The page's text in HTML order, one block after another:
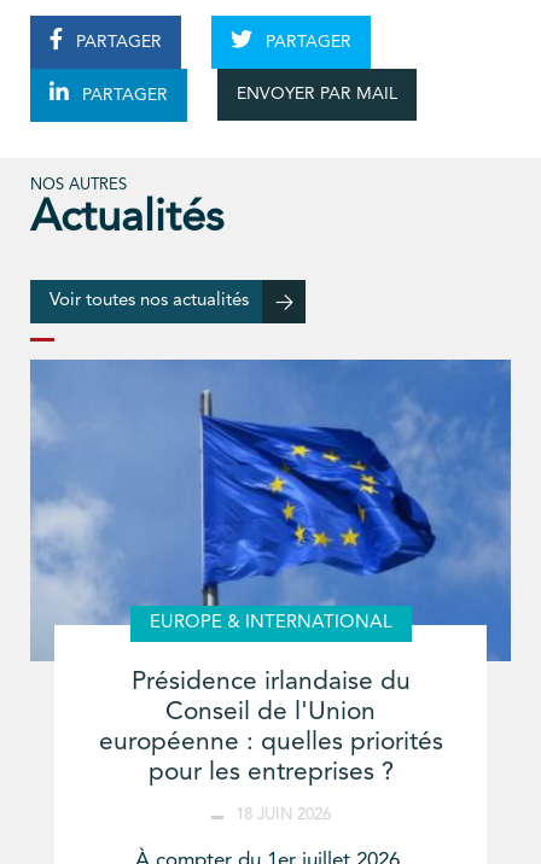
PARTAGER PARTAGER
PARTAGER ENVOYER PAR MAIL
NOS AUTRES
Actualités
Voir toutes nos actualités
EUROPE & INTERNATIONAL
Présidence irlandaise du
Conseil de l'Union
européenne : quelles priorités
pour les entreprises ?
18 JUIN 2026